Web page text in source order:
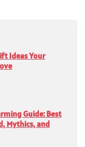
Ideas Your
Guide: Best
Mythics, and